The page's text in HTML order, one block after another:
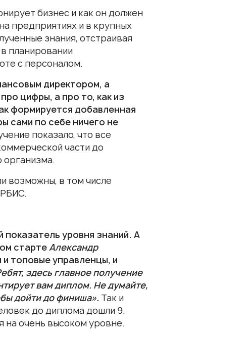
бизнес и как он должен
предприятиях и в крупных
знания, отстраивая
планировании
с персоналом.
директором, а
цифры, а про то, как из
формируется добавленная
сами по себе ничего не
показало, что все
части до
организма.
возможны, в том числе
уровня знаний. А
стартеАлександр
топовые управленцы, и
здесь главное получение
вам диплом. Не думайте,
дойти до финиша». Так и
до диплома дошли 9.
на очень высоком уровне.